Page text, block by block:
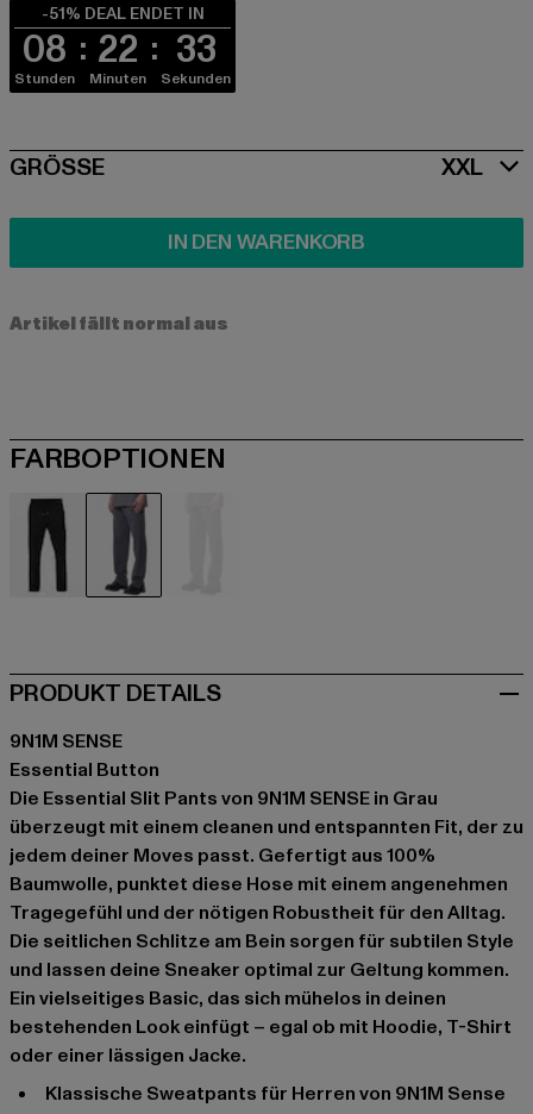
-51% DEAL ENDET IN
08
Stunden
22
Minuten
32
Sekunden
SIZE
GRÖSSE XXL
IN DEN WARENKORB
Artikel fällt normal aus
FARBOPTIONEN
PRODUKT DETAILS
9N1M SENSE
Essential Button
Die Essential Slit Pants von 9N1M SENSE in Grau
überzeugt mit einem cleanen und entspannten Fit, der zu
jedem deiner Moves passt. Gefertigt aus 100%
Baumwolle, punktet diese Hose mit einem angenehmen
Tragegefühl und der nötigen Robustheit für den Alltag.
Die seitlichen Schlitze am Bein sorgen für subtilen Style
und lassen deine Sneaker optimal zur Geltung kommen.
Ein vielseitiges Basic, das sich mühelos in deinen
bestehenden Look einfügt – egal ob mit Hoodie, T-Shirt
oder einer lässigen Jacke.
Klassische Sweatpants für Herren von 9N1M Sense